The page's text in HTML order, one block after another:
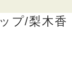
プ/梨木香